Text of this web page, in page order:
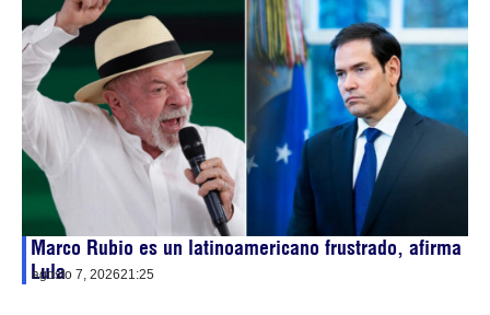
Marco Rubio es un latinoamericano frustrado, afirma
Lula
agosto 7, 202621:25